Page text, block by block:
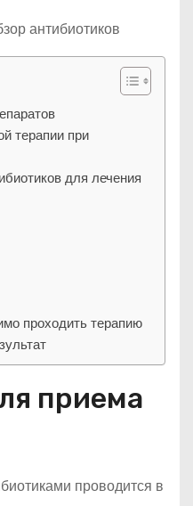
терапии при
для лечения
проходить терапию
приема
проводится в